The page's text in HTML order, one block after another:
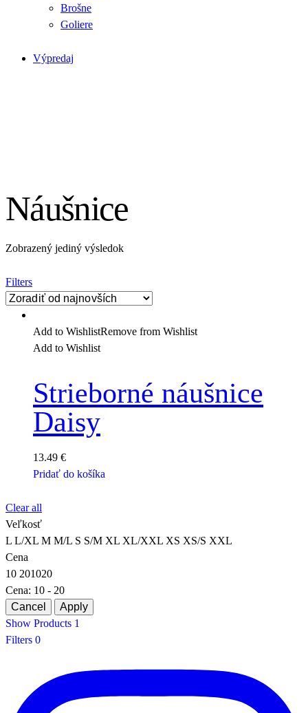
Brošne
Goliere
Výpredaj
Náušnice
Zobrazený jediný výsledok
Filters
Add to WishlistRemove from Wishlist
Add to Wishlist
Strieborné náušnice
Daisy
13.49 €
Pridať do košíka
Clear all
Veľkosť
L L/XL M M/L S S/M XL XL/XXL XS XS/S XXL
Cena
10 201020
Cena: 10 - 20
Show Products 1
Filters 0